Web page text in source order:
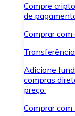
Compre
de
Comprar
Adicione
compras
preço.
Comprar